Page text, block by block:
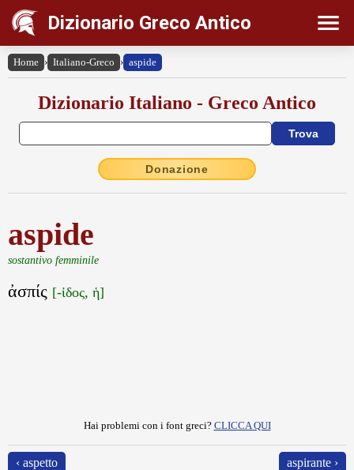
Dizionario Greco Antico
Home › Italiano-Greco › aspide
Dizionario Italiano - Greco Antico
Donazione
aspide
sostantivo femminile
ἀσπίς [-ἰδος, ἡ]
Hai problemi con i font greci? CLICCA QUI
‹ aspetto aspirante ›